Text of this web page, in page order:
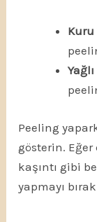
Kuru
Peeling
gösterin. Eğer
kaşıntı gibi
yapmayı